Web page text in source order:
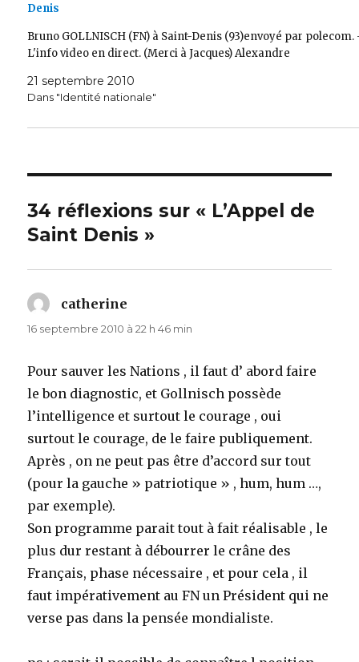
Denis
Bruno GOLLNISCH (FN) à Saint-Denis (93)envoyé par polecom.
L'info video en direct. (Merci à Jacques) Alexandre
21 septembre 2010
Dans "Identité nationale"
34 réflexions sur « L’Appel de
Saint Denis »
catherine
16 septembre 2010 à 22 h 46 min
Pour sauver les Nations , il faut d’ abord faire
le bon diagnostic, et Gollnisch possède
l’intelligence et surtout le courage , oui
surtout le courage, de le faire publiquement.
Après , on ne peut pas être d’accord sur tout
(pour la gauche » patriotique » , hum, hum …,
par exemple).
Son programme parait tout à fait réalisable , le
plus dur restant à débourrer le crâne des
Français, phase nécessaire , et pour cela , il
faut impérativement au FN un Président qui ne
verse pas dans la pensée mondialiste.